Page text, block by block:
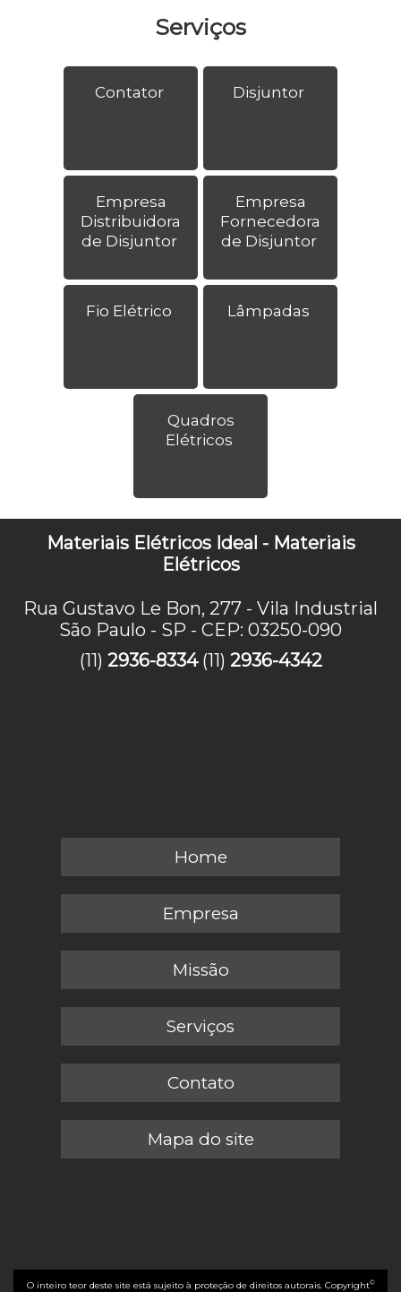
Serviços
Contator Disjuntor
Empresa
Distribuidora
de Disjuntor
Empresa
Fornecedora
de Disjuntor
Fio Elétrico Lâmpadas
Quadros
Elétricos
Materiais Elétricos Ideal - Materiais
Elétricos
Rua Gustavo Le Bon, 277 - Vila Industrial
São Paulo - SP - CEP: 03250-090
(11) 2936-8334 (11) 2936-4342
Home
Empresa
Missão
Serviços
Contato
Mapa do site
O inteiro teor deste site está sujeito à proteção de direitos autorais. Copyright©